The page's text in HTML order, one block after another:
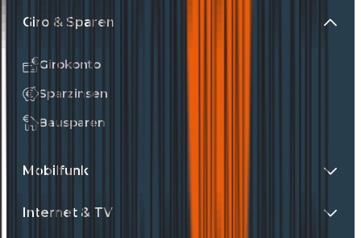
Giro & Sparen
Girokonto
Sparzinsen
Bausparen
Mobilfunk
Internet & TV